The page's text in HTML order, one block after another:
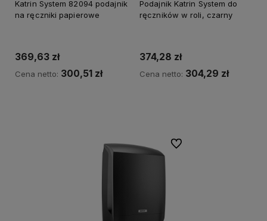
Katrin System 82094 podajnik
na ręczniki papierowe
369,63 zł
Cena netto: 300,51 zł
Podajnik Katrin System do
ręczników w roli, czarny
374,28 zł
Cena netto: 304,29 zł
Do ulubionych